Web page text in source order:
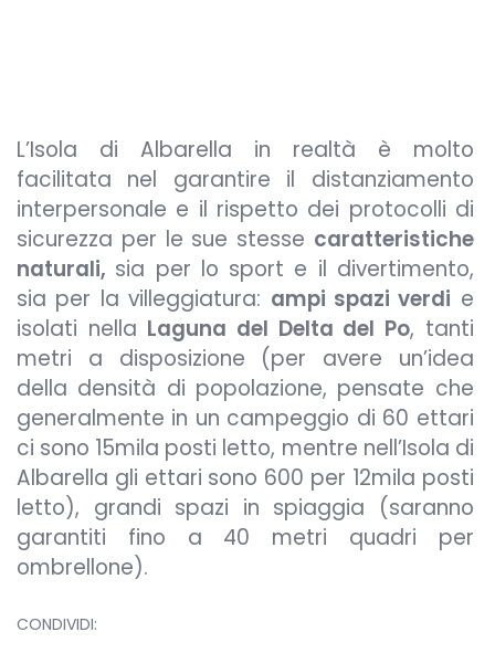
L’Isola di Albarella in realtà è molto
facilitata nel garantire il distanziamento
interpersonale e il rispetto dei protocolli di
sicurezza per le sue stesse caratteristiche
naturali, sia per lo sport e il divertimento,
sia per la villeggiatura: ampi spazi verdi e
isolati nella Laguna del Delta del Po, tanti
metri a disposizione (per avere un’idea
della densità di popolazione, pensate che
generalmente in un campeggio di 60 ettari
ci sono 15mila posti letto, mentre nell’Isola di
Albarella gli ettari sono 600 per 12mila posti
letto), grandi spazi in spiaggia (saranno
garantiti fino a 40 metri quadri per
ombrellone).
CONDIVIDI: